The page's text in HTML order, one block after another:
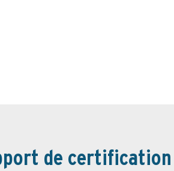
de certification